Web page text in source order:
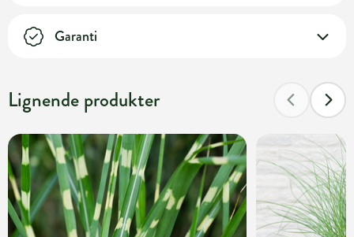
Garanti
Lignende produkter